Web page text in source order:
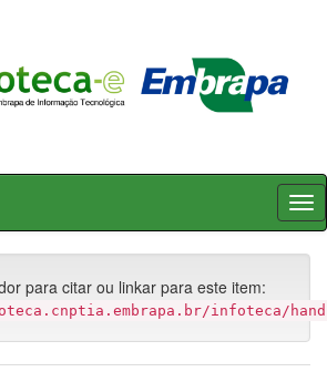
para citar ou linkar para este item:
infoteca/